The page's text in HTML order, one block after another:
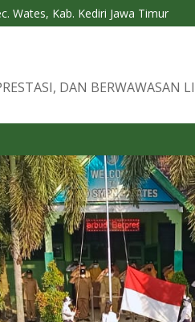
Wates, Kab. Kediri Jawa Timur
DAN BERWAWASAN